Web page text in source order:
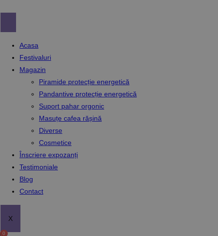
Acasa
Festivaluri
Magazin
Piramide protecție energetică
Pandantive protecție energetică
Suport pahar orgonic
Masuțe cafea rășină
Diverse
Cosmetice
Înscriere expozanți
Testimoniale
Blog
Contact
X